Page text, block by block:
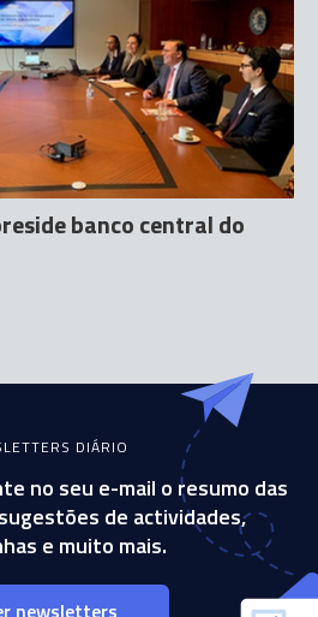
banco central do
DIÁRIO
no seu e-mail o resumo das
de actividades,
e muito mais.
newsletters